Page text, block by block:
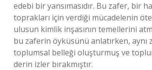
edebi bir yansımasıdır. Bu zafer, bir
toprakları için verdiği mücadelenin
ulusun kimlik inşasının temellerini
bu zaferin öyküsünü anlatırken, aynı
toplumsal belleği oluşturmuş ve
derin izler bırakmıştır.